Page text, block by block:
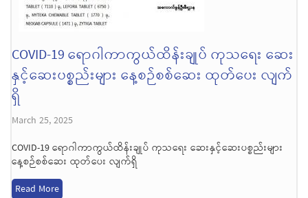
COVID-19 ရောဂါကာကွယ်ထိန်းချုပ် ကုသရေး ဆေး
နှင့်ဆေးပစ္စည်းများ နေ့စဉ်စစ်ဆေး ထုတ်ပေး လျက်
ရှိ
March 25, 2025
COVID-19 ရောဂါကာကွယ်ထိန်းချုပ် ကုသရေး ဆေးနှင့်ဆေးပစ္စည်းများ
နေ့စဉ်စစ်ဆေး ထုတ်ပေး လျက်ရှိ
Read More